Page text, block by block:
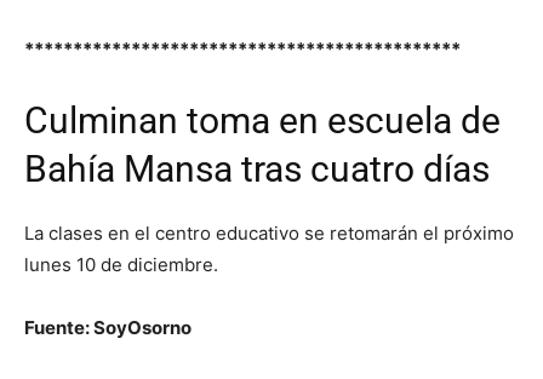
*********************************************
Culminan toma en escuela de
Bahía Mansa tras cuatro días
La clases en el centro educativo se retomarán el próximo
lunes 10 de diciembre.
Fuente: SoyOsorno